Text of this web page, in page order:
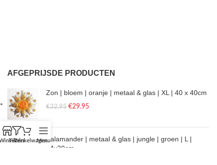
AFGEPRIJSDE PRODUCTEN
Zon | bloem | oranje | metaal & glas | XL | 40 x 40cm
€32.95 €29.95
Salamander | metaal & glas | jungle | groen | L |
14x30cm
Filters
Winkelwagen
Menu